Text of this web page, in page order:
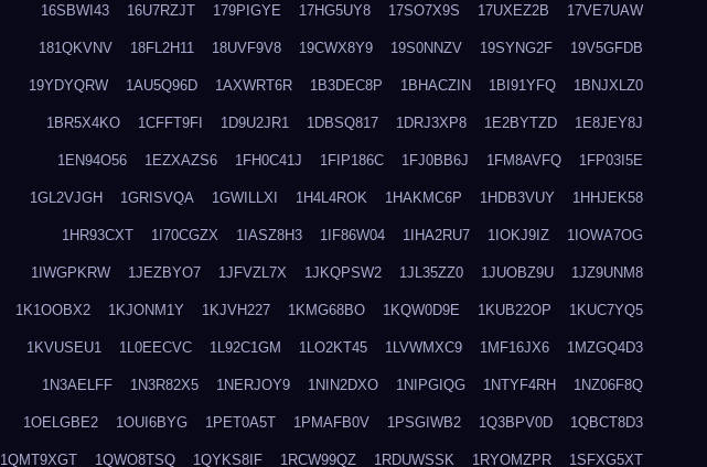
16SBWI43 16U7RZJT 179PIGYE 17HG5UY8 17SO7X9S 17UXEZ2B 17VE7UAW
181QKVNV 18FL2H11 18UVF9V8 19CWX8Y9 19S0NNZV 19SYNG2F 19V5GFDB
19YDYQRW 1AU5Q96D 1AXWRT6R 1B3DEC8P 1BHACZIN 1BI91YFQ 1BNJXLZ0
1BR5X4KO 1CFFT9FI 1D9U2JR1 1DBSQ817 1DRJ3XP8 1E2BYTZD 1E8JEY8J
1EN94O56 1EZXAZS6 1FH0C41J 1FIP186C 1FJ0BB6J 1FM8AVFQ 1FP03I5E
1GL2VJGH 1GRISVQA 1GWILLXI 1H4L4ROK 1HAKMC6P 1HDB3VUY 1HHJEK58
1HR93CXT 1I70CGZX 1IASZ8H3 1IF86W04 1IHA2RU7 1IOKJ9IZ 1IOWA7OG
1IWGPKRW 1JEZBYO7 1JFVZL7X 1JKQPSW2 1JL35ZZ0 1JUOBZ9U 1JZ9UNM8
1K1OOBX2 1KJONM1Y 1KJVH227 1KMG68BO 1KQW0D9E 1KUB22OP 1KUC7YQ5
1KVUSEU1 1L0EECVC 1L92C1GM 1LO2KT45 1LVWMXC9 1MF16JX6 1MZGQ4D3
1N3AELFF 1N3R82X5 1NERJOY9 1NIN2DXO 1NIPGIQG 1NTYF4RH 1NZ06F8Q
1OELGBE2 1OUI6BYG 1PET0A5T 1PMAFB0V 1PSGIWB2 1Q3BPV0D 1QBCT8D3
1QMT9XGT 1QWO8TSQ 1QYKS8IF 1RCW99QZ 1RDUWSSK 1RYOMZPR 1SFXG5XT